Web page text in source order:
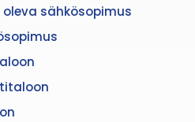
sähkösopimus